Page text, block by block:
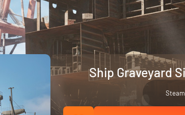
Ship Graveyard
Steam